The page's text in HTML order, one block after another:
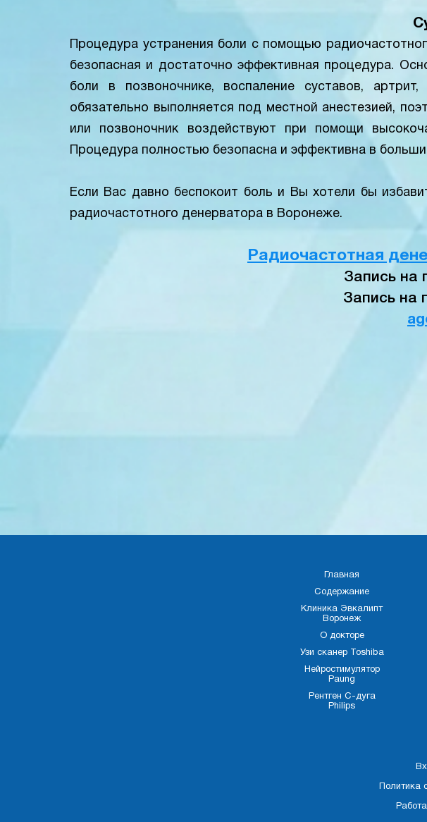
Процедура устранения боли с помощью
безопасная и достаточно эффективная процедура.
боли в позвоночнике, воспаление суставов,
обязательно выполняется под местной анестезией,
или позвоночник воздействуют при помощи
Процедура полностью безопасна и эффективна в
Если Вас давно беспокоит боль и Вы хотели бы
радиочастотного денерватора в Воронеже.
Радиочастотная
Запись на
Запись на
Главная
Содержание
Клиника Эвкалипт
Воронеж
О докторе
Узи сканер Toshiba
Нейростимулятор
Paung
Рентген С-дуга
Philips
Политика